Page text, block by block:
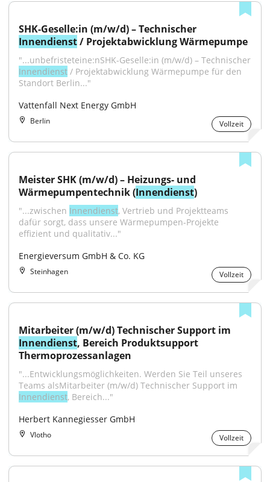
Innendienst / Projektabwicklung Wärmepumpe
Innendienst / Projektabwicklung Wärmepumpe für den
Standort Berlin..."
Vattenfall Next Energy GmbH
Berlin Vollzeit
Meister SHK (m/w/d) – Heizungs- und
Wärmepumpentechnik (Innendienst)
"...zwischen Innendienst, Vertrieb und Projektteams
dafür sorgt, dass unsere Wärmepumpen-Projekte
effizient und qualitativ..."
Energieversum GmbH & Co. KG
Steinhagen Vollzeit
Innendienst, Bereich Produktsupport
Thermoprozessanlagen
"...Entwicklungsmöglichkeiten. Werden Sie Teil unseres
Innendienst, Bereich..."
Herbert Kannegiesser GmbH
Vlotho Vollzeit